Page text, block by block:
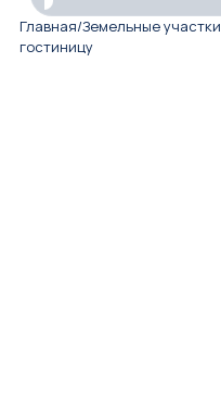
Главная/Земельные участки
гостиницу